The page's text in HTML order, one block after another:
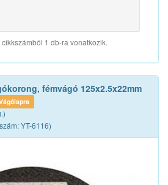
1 db-ra vonatkozik.
fémvágó 125x2.5x22mm
YT-6116)